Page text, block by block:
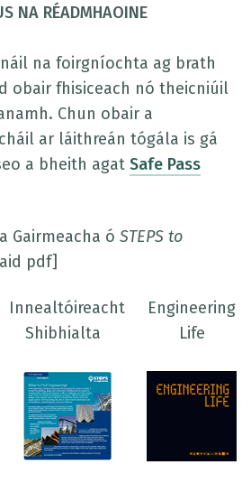
NA RÉADMHAOINE
na foirgníochta ag brath
obair fhisiceach nó theicniúil
Chun obair a
ar láithreán tógála is gá
a bheith agat Safe Pass
Gairmeacha ó STEPS to
pdf]
Innealtóireacht
Shibhialta
Engineering
Life